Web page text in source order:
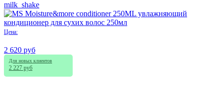
milk_shake
Цена:
2 620 руб
Для новых клиентов
2 227 руб